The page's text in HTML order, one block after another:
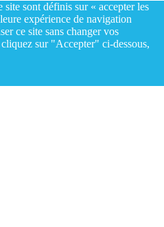
site sont définis sur « accepter les
expérience de navigation
ce site sans changer vos
sur "Accepter" ci-dessous,